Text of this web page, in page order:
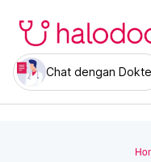
Chat dengan